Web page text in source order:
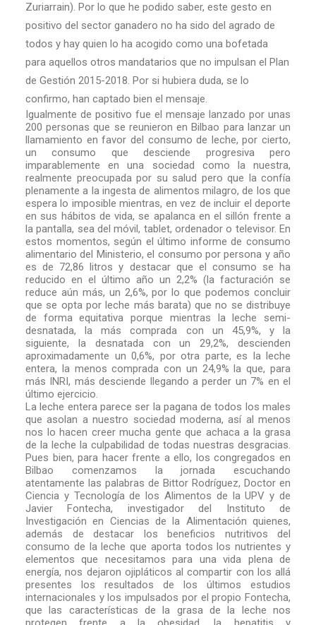
Zuriarrain). Por lo que he podido saber, este gesto en
positivo del sector ganadero no ha sido del agrado de
todos y hay quien lo ha acogido como una bofetada
para aquellos otros mandatarios que no impulsan el Plan
de Gestión 2015-2018. Por si hubiera duda, se lo
confirmo, han captado bien el mensaje.
Igualmente de positivo fue el mensaje lanzado por unas
200 personas que se reunieron en Bilbao para lanzar un
llamamiento en favor del consumo de leche, por cierto,
un consumo que desciende progresiva pero
imparablemente en una sociedad como la nuestra,
realmente preocupada por su salud pero que la confía
plenamente a la ingesta de alimentos milagro, de los que
espera lo imposible mientras, en vez de incluir el deporte
en sus hábitos de vida, se apalanca en el sillón frente a
la pantalla, sea del móvil, tablet, ordenador o televisor. En
estos momentos, según el último informe de consumo
alimentario del Ministerio, el consumo por persona y año
es de 72,86 litros y destacar que el consumo se ha
reducido en el último año un 2,2% (la facturación se
reduce aún más, un 2,6%, por lo que podemos concluir
que se opta por leche más barata) que no se distribuye
de forma equitativa porque mientras la leche semi-
desnatada, la más comprada con un 45,9%, y la
siguiente, la desnatada con un 29,2%, descienden
aproximadamente un 0,6%, por otra parte, es la leche
entera, la menos comprada con un 24,9% la que, para
más INRI, más desciende llegando a perder un 7% en el
último ejercicio.
La leche entera parece ser la pagana de todos los males
que asolan a nuestro sociedad moderna, así al menos
nos lo hacen creer mucha gente que achaca a la grasa
de la leche la culpabilidad de todas nuestras desgracias.
Pues bien, para hacer frente a ello, los congregados en
Bilbao comenzamos la jornada escuchando
atentamente las palabras de Bittor Rodríguez, Doctor en
Ciencia y Tecnología de los Alimentos de la UPV y de
Javier Fontecha, investigador del Instituto de
Investigación en Ciencias de la Alimentación quienes,
además de destacar los beneficios nutritivos del
consumo de la leche que aporta todos los nutrientes y
elementos que necesitamos para una vida plena de
energía, nos dejaron ojipláticos al compartir con los allá
presentes los resultados de los últimos estudios
internacionales y los impulsados por el propio Fontecha,
que las características de la grasa de la leche nos